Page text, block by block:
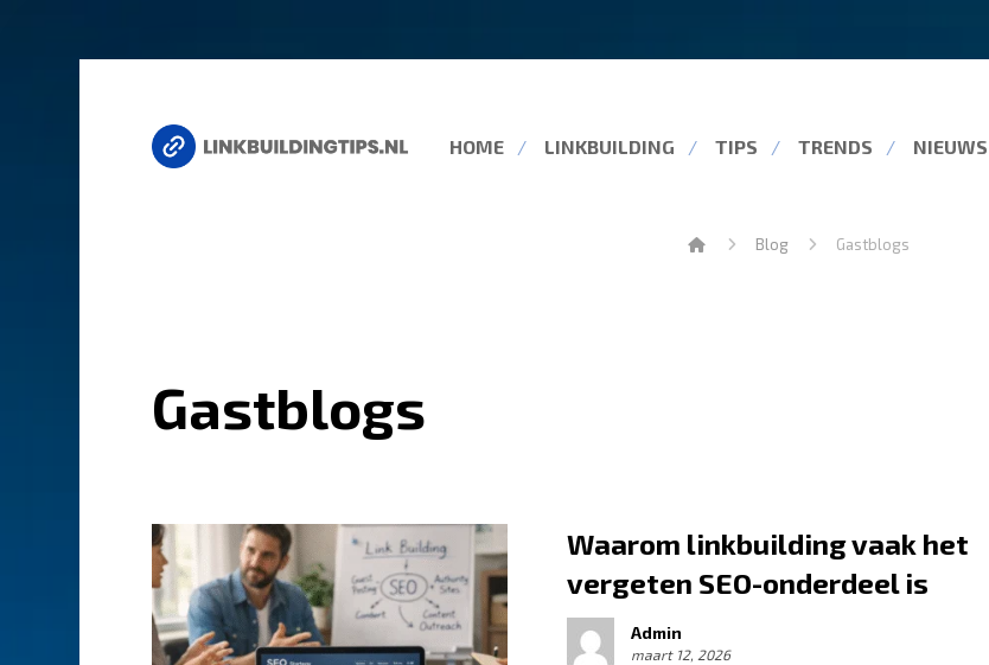
HOME LINKBUILDING TIPS TRENDS NIEUWS
Blog Gastblogs
Gastblogs
Waarom linkbuilding vaak het
vergeten SEO-onderdeel is
Admin
maart 12, 2026